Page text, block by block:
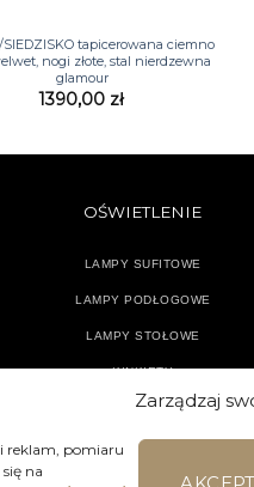
Zarządzaj
reklam, pomiaru
na
tapicerowana ciemno
nogi złote, stal nierdzewna
glamour
1390,00 zł
OŚWIETLENIE
LAMPY SUFITOWE
LAMPY PODŁOGOWE
LAMPY STOŁOWE
KINKIETY